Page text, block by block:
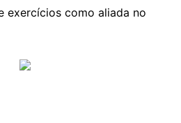
exercícios como aliada no